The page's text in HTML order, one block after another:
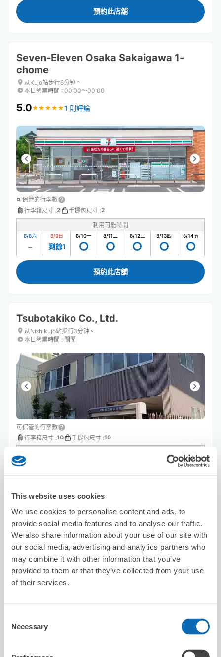
This website uses cookies
We use cookies to personalise content and ads, to
provide social media features and to analyse our traffic.
We also share information about your use of our site with
our social media, advertising and analytics partners who
may combine it with other information that you’ve
provided to them or that they’ve collected from your use
of their services.
Selection
Necessary
預約此店舖
Seven-Eleven Osaka Sakaigawa 1-
chome
从Kujo站步行6分钟。
本日營業時間 : 00:00〜00:00
5.0★ ★ ★ ★ ★
★ ★ ★ ★ ★1 則評論
可保管的行李數
行李箱尺寸 :2 手提包尺寸 :2
利用可能時間
8/8六 8/9日
剩餘1
8/10一 8/11二 8/12三 8/13四 8/14五
預約此店舖
Tsubotakiko Co., Ltd.
从Nishikujō站步行3分钟。
本日營業時間 : 關閉
可保管的行李數
行李箱尺寸 :10 手提包尺寸 :10
8/8 8/13四 8/14五
預約此店舖
Hair Salon Saison
从Nishikujō站步行1分钟。
5.0★★★★★
★★★★★1 則評論